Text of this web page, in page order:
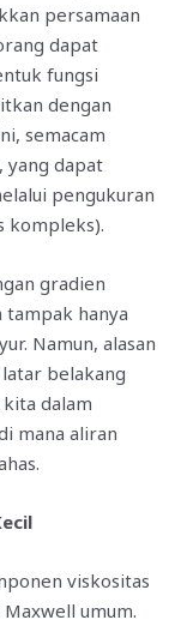
persamaan
dapat
fungsi
dengan
semacam
yang dapat
pengukuran
kompleks).
gradien
hanya
Namun, alasan
belakang
dalam
mana aliran
viskositas
umum.